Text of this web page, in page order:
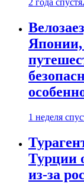
2 года спустя
Японии,
1 неделя
Турции
из-за